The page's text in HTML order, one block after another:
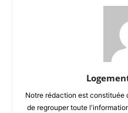
Notre rédaction est constituée
de regrouper toute